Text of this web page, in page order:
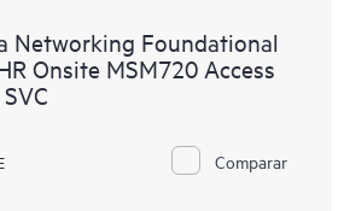
Networking Foundational
Onsite MSM720 Access
Comparar